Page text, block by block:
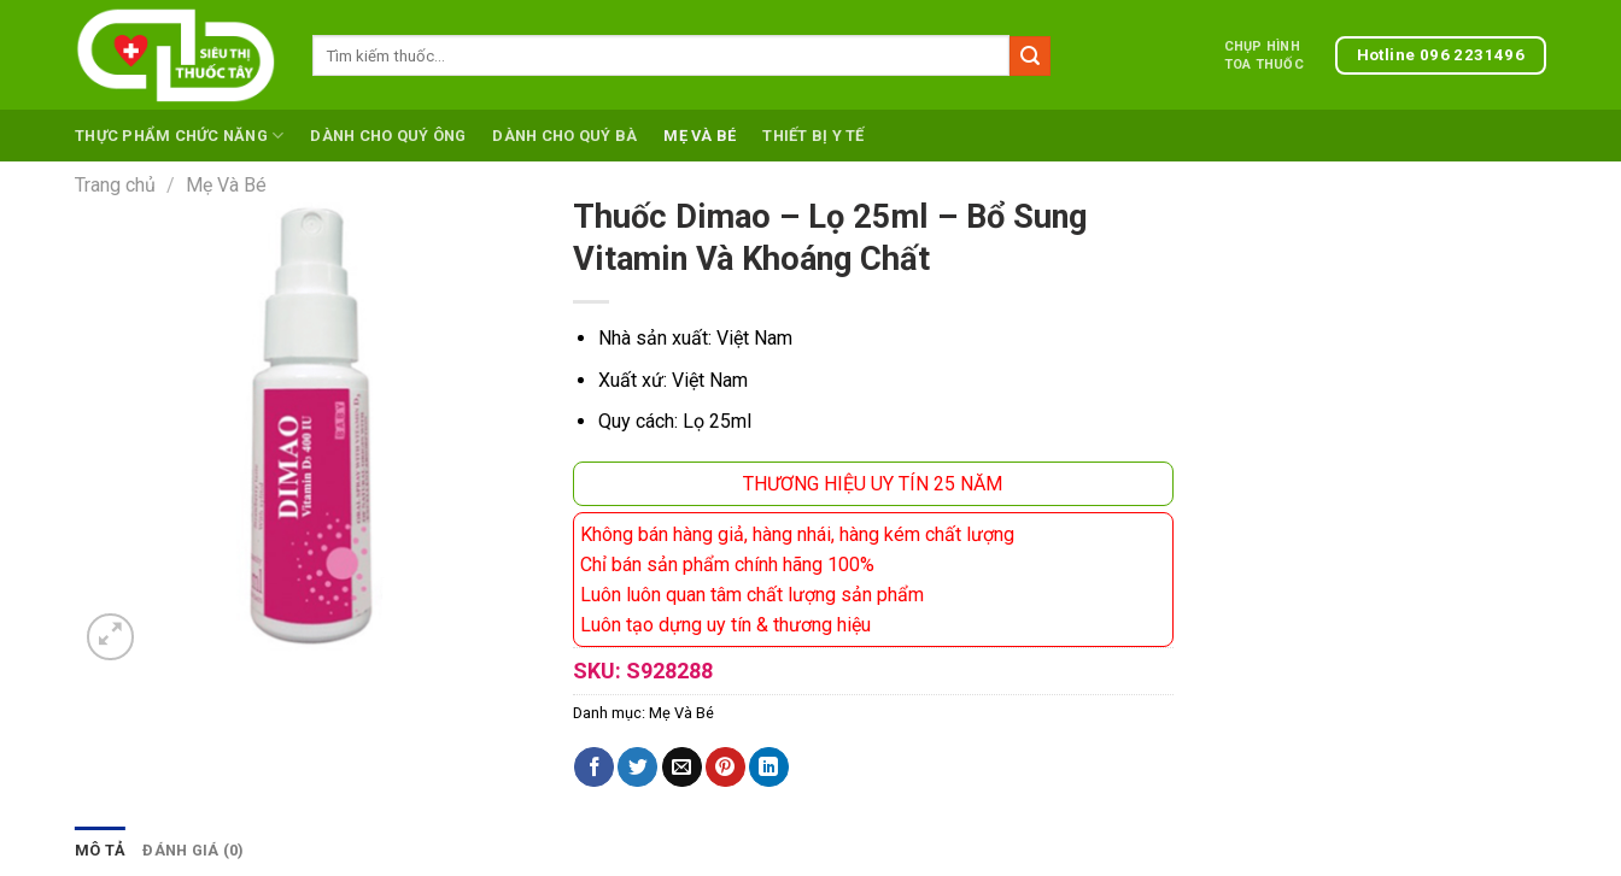
CHỤP HÌNH
TOA THUỐC
Hotline 096 2231496
THỰC PHẨM CHỨC NĂNG DÀNH CHO QUÝ ÔNG DÀNH CHO QUÝ BÀ MẸ VÀ BÉ THIẾT BỊ Y TẾ
Trang chủ / Mẹ Và Bé
Thuốc Dimao – Lọ 25ml – Bổ Sung
Vitamin Và Khoáng Chất
Nhà sản xuất: Việt Nam
Xuất xứ: Việt Nam
Quy cách: Lọ 25ml
THƯƠNG HIỆU UY TÍN 25 NĂM
Không bán hàng giả, hàng nhái, hàng kém chất lượng
Chỉ bán sản phẩm chính hãng 100%
Luôn luôn quan tâm chất lượng sản phẩm
Luôn tạo dựng uy tín & thương hiệu
SKU: S928288
Danh mục: Mẹ Và Bé
MÔ TẢ ĐÁNH GIÁ (0)